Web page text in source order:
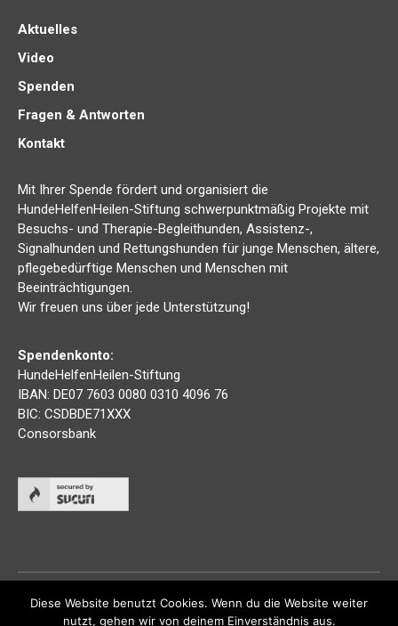
Aktuelles
Video
Spenden
Fragen & Antworten
Kontakt
Mit Ihrer Spende fördert und organisiert die
HundeHelfenHeilen-Stiftung schwerpunktmäßig Projekte mit
Besuchs- und Therapie-Begleithunden, Assistenz-,
Signalhunden und Rettungshunden für junge Menschen, ältere,
pflegebedürftige Menschen und Menschen mit
Beeinträchtigungen.
Wir freuen uns über jede Unterstützung!
Spendenkonto:
HundeHelfenHeilen-Stiftung
IBAN: DE07 7603 0080 0310 4096 76
BIC: CSDBDE71XXX
Consorsbank
Diese Website benutzt Cookies. Wenn du die Website weiter
nutzt, gehen wir von deinem Einverständnis aus.